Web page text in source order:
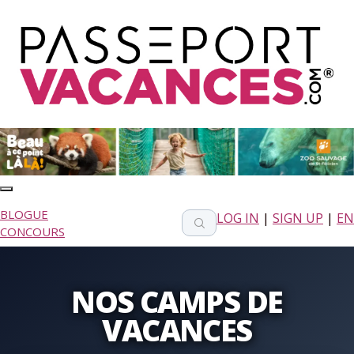
BLOGUE
CONCOURS
LOG IN | SIGN UP | EN
NOS CAMPS DE
VACANCES